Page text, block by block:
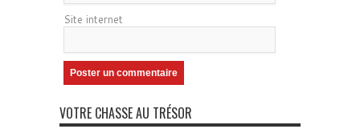
Site internet
VOTRE CHASSE AU TRÉSOR